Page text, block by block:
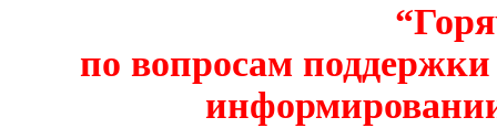
по вопросам поддержки